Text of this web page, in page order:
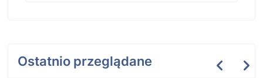
Ostatnio przeglądane